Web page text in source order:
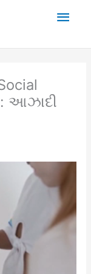
Main
: આઝાદી